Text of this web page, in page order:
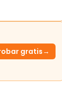
gratis→